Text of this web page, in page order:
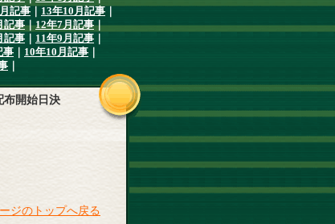
記事 13年10月記事
記事｜12年7月記事｜
記事 11年9月記事
事 10年10月記事
開始日決
ジのトップへ戻る